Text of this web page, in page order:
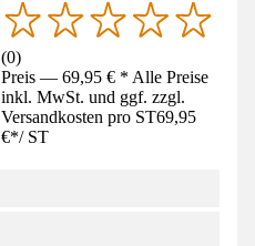
(0)
Preis — 69,95 € * Alle Preise
inkl. MwSt. und ggf. zzgl.
Versandkosten pro ST69,95
€*/ ST